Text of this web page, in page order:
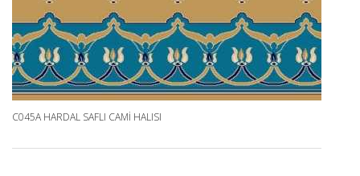
C045A HARDAL SAFLI CAMI HALISI